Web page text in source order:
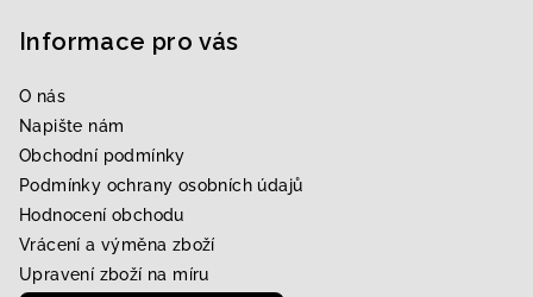
Informace pro vás
O nás
Napište nám
Obchodní podmínky
Podmínky ochrany osobních údajů
Hodnocení obchodu
Vrácení a výměna zboží
Upravení zboží na míru